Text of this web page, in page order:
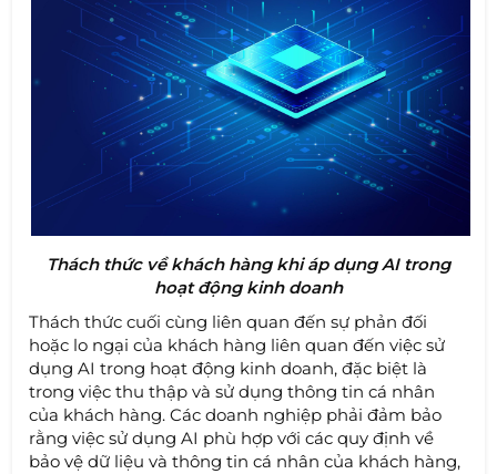
Thách thức về khách hàng khi áp dụng AI trong
hoạt động kinh doanh
Thách thức cuối cùng liên quan đến sự phản đối
hoặc lo ngại của khách hàng liên quan đến việc sử
dụng AI trong hoạt động kinh doanh, đặc biệt là
trong việc thu thập và sử dụng thông tin cá nhân
của khách hàng. Các doanh nghiệp phải đảm bảo
rằng việc sử dụng AI phù hợp với các quy định về
bảo vệ dữ liệu và thông tin cá nhân của khách hàng,